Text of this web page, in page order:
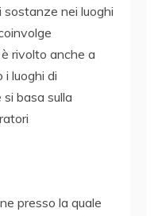
sostanze nei luoghi
rivolto anche a
luoghi di
basa sulla
presso la quale